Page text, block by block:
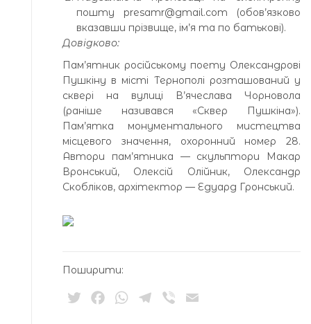
пошту presamr@gmail.com (обов’язково
вказавши прізвище, ім’я та по батькові).
Довідково:
Пам’ятник російському поету Олександрові
Пушкіну в місті Тернополі розташований у
сквері на вулиці В’ячеслава Чорновола
(раніше називався «Сквер Пушкіна»).
Пам’ятка монументального мистецтва
місцевого значення, охоронний номер 28.
Автори пам’ятника — скульптори Макар
Вронський, Олексій Олійник, Олександр
Скобліков, архітектор — Едуард Гронський.
Поширити:
TwitterFacebookWhatsApp
Telegram
Viber